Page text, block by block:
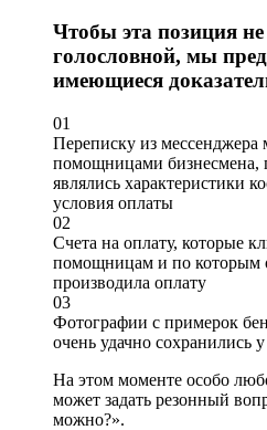
Чтобы эта позиция
голословной, мы
имеющиеся
01
Переписку из
помощницами бизнесмена,
являлись характеристики
условия оплаты
02
Счета на оплату, которые
помощницам и по которым
производила оплату
03
Фотографии с примерок
очень удачно сохранились
На этом моменте особо
может задать резонный
можно?».